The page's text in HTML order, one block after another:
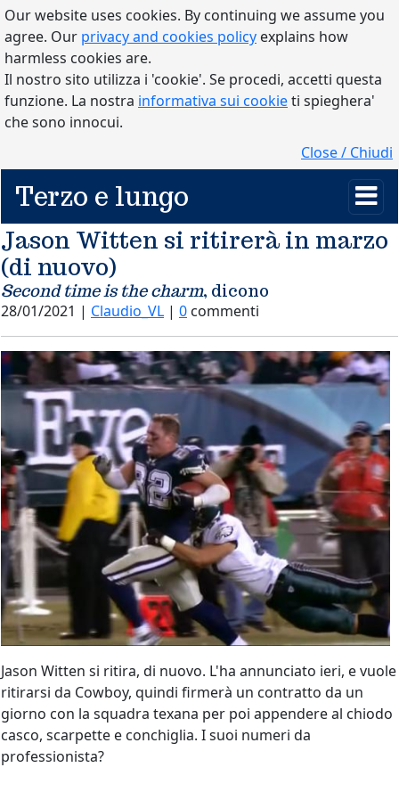
Our website uses cookies. By continuing we assume you
agree. Our privacy and cookies policy explains how
harmless cookies are.
Il nostro sito utilizza i 'cookie'. Se procedi, accetti questa
funzione. La nostra informativa sui cookieti spieghera'
che sono innocui.
Close / Chiudi
Terzo e lungo
Jason Witten si ritirerà in marzo
(di nuovo)
Second time is the charm, dicono
28/01/2021 | Claudio_VL | 0 commenti
Jason Witten si ritira, di nuovo. L'ha annunciato ieri, e vuole
ritirarsi da Cowboy, quindi firmerà un contratto da un
giorno con la squadra texana per poi appendere al chiodo
casco, scarpette e conchiglia. I suoi numeri da
professionista?